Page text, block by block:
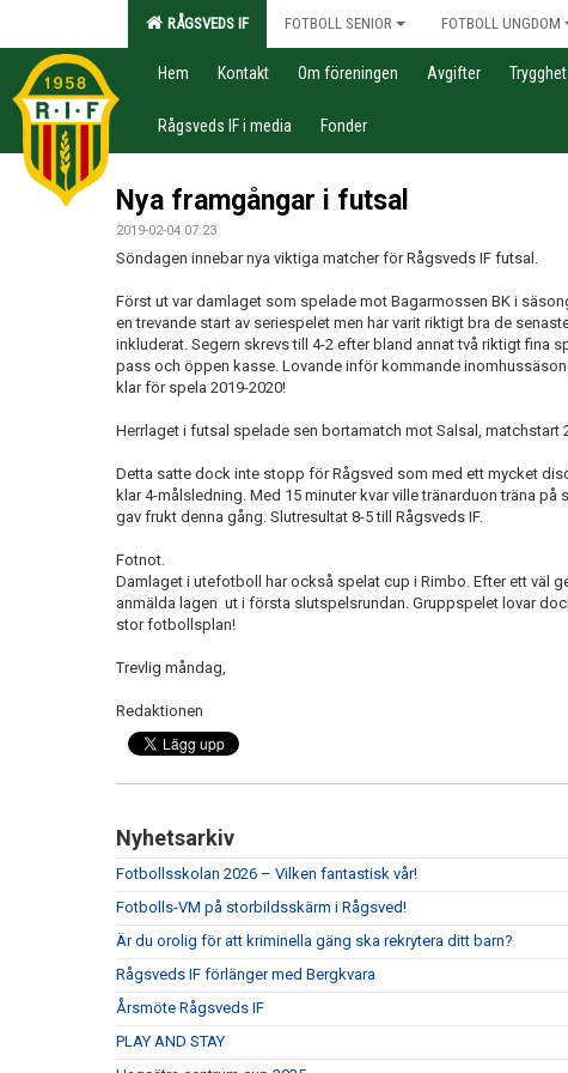
RÅGSVEDS IF FOTBOLL SENIOR FOTBOLL UNGDOM
Hem Kontakt Om föreningen Avgifter
Rågsveds IF i media Fonder
Nya framgångar i futsal
2019-02-04 07:23
Söndagen innebar nya viktiga matcher för Rågsveds IF futsal.
Först ut var damlaget som spelade mot Bagarmossen BK i
en trevande start av seriespelet men har varit riktigt bra de
inkluderat. Segern skrevs till 4-2 efter bland annat två riktigt fina
pass och öppen kasse. Lovande inför kommande
klar för spela 2019-2020!
Herrlaget i futsal spelade sen bortamatch mot Salsal, matchstart
Detta satte dock inte stopp för Rågsved som med ett mycket
klar 4-målsledning. Med 15 minuter kvar ville tränarduon träna
gav frukt denna gång. Slutresultat 8-5 till Rågsveds IF.
Fotnot.
Damlaget i utefotboll har också spelat cup i Rimbo. Efter ett väl
anmälda lagen ut i första slutspelsrundan. Gruppspelet lovar
stor fotbollsplan!
Trevlig måndag,
Redaktionen
Nyhetsarkiv
Fotbollsskolan 2026 – Vilken fantastisk vår!
Fotbolls-VM på storbildsskärm i Rågsved!
Är du orolig för att kriminella gäng ska rekrytera ditt barn?
Rågsveds IF förlänger med Bergkvara
Årsmöte Rågsveds IF
PLAY AND STAY